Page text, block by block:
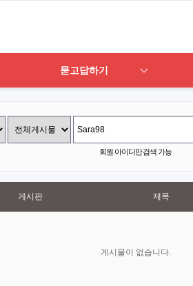
묻고답하기
회원 아이디만 검색 가능
게시판 제목
게시물이 없습니다.